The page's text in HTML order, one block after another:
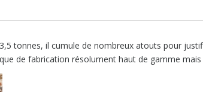
tonnes, il cumule de nombreux atouts pour
de fabrication résolument haut de gamme